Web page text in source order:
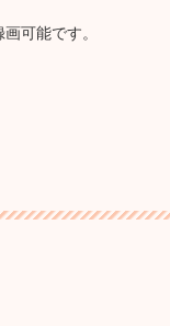
可能です。